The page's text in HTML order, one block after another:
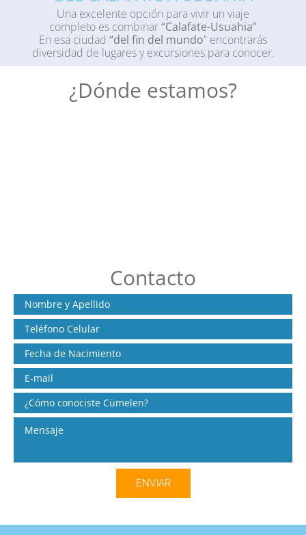
Una excelente opción para vivir un viaje
completo es combinar“Calafate-Usuahia”
En esa ciudad “del fin del mundo” encontrarás
diversidad de lugares y excursiones para conocer.
¿Dónde estamos?
Contacto